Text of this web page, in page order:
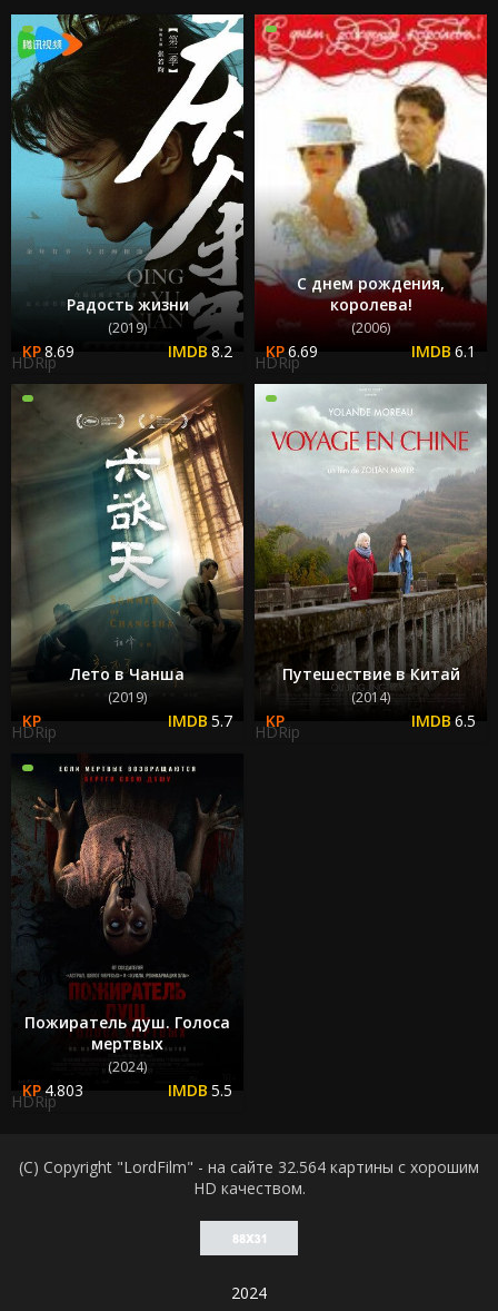
Радость жизни
(2019)
8.69 8.2
HDRip
С днем рождения,
королева!
(2006)
6.69 6.1
HDRip
Лето в Чанша
(2019)
5.7
HDRip
Путешествие в Китай
(2014)
6.5
HDRip
Пожиратель душ. Голоса
мертвых
(2024)
4.803 5.5
HDRip
(C) Copyright "LordFilm" - на сайте 32.564 картины с хорошим
HD качеством.
2024